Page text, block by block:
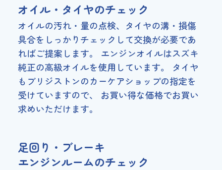
オイル・タイヤのチェック
オイルの汚れ・量の点検、タイヤの溝・損傷
具合をしっかりチェックして交換が必要であ
ればご提案します。 エンジンオイルはスズキ
純正の高級オイルを使用しています。 タイヤ
もブリジストンのカーケアショップの指定を
受けていますので、 お買い得な価格でお買い
求めいただけます。
足回り・ブレーキ
エンジンルームのチェック